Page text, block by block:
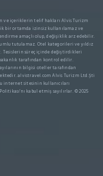
ve içeriklerin telif hakları Alvis Turizm
bir ortamda izinsiz kullanılamaz ve
amaçlı olup, değişiklik arz edebilir.
tutulamaz. Otel kategorileri ve yıldız
Tesislerin süreç içinde değiştirdikleri
tarafından kontrol edilir.
bilgisi oteller tarafından
alvistravel.com Alvis Turizm Ltd.Şti
internet sitesinin kullanıcıları
kabul etmiş sayılırlar. © 2025